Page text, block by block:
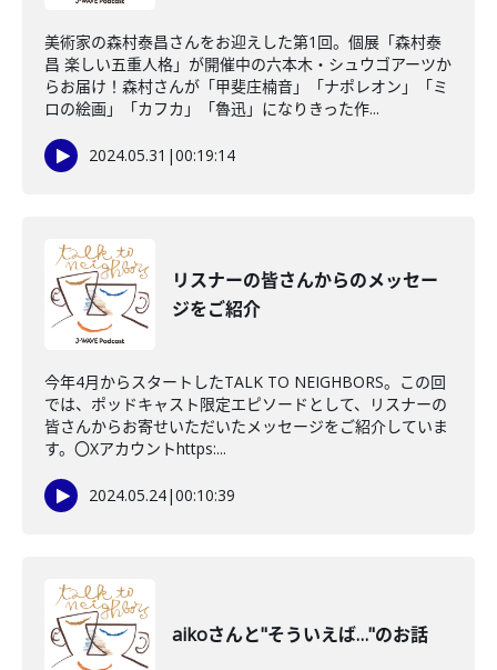
美術家の森村泰昌さんをお迎えした第1回。個展「森村泰
昌 楽しい五重人格」が開催中の六本木・シュウゴアーツか
らお届け！森村さんが「甲斐庄楠音」「ナポレオン」「ミ
ロの絵画」「カフカ」「魯迅」になりきった作...
2024.05.31 |00:19:14
リスナーの皆さんからのメッセー
ジをご紹介
今年4月からスタートしたTALK TO NEIGHBORS。この回
では、ポッドキャスト限定エピソードとして、リスナーの
皆さんからお寄せいただいたメッセージをご紹介していま
す。〇Xアカウントhttps:...
2024.05.24|00:10:39
aikoさんと"そういえば…"のお話